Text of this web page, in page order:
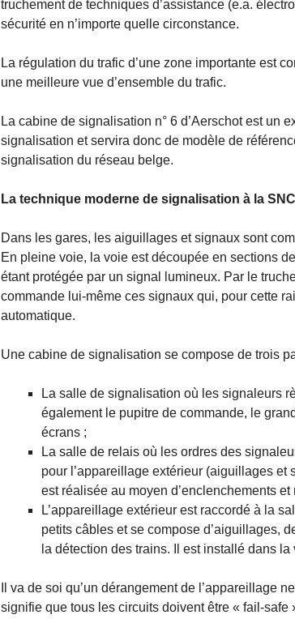
truchement de techniques d’assistance (e.a.
sécurité en n’importe quelle circonstance.
La régulation du trafic d’une zone importante est
une meilleure vue d’ensemble du trafic.
La cabine de signalisation n° 6 d’Aerschot est un
signalisation et servira donc de modèle de
signalisation du réseau belge.
La technique moderne de signalisation à la
Dans les gares, les aiguillages et signaux sont
En pleine voie, la voie est découpée en sections
étant protégée par un signal lumineux. Par le
commande lui-même ces signaux qui, pour cette
automatique.
Une cabine de signalisation se compose de trois
La salle de signalisation où les signaleurs
également le pupitre de commande, le
écrans ;
La salle de relais où les ordres des
pour l’appareillage extérieur (aiguillages
est réalisée au moyen d’enclenchements
L’appareillage extérieur est raccordé à la
petits câbles et se compose d’aiguillages,
la détection des trains. Il est installé dans
Il va de soi qu’un dérangement de l’appareillage
signifie que tous les circuits doivent être « fail-safe